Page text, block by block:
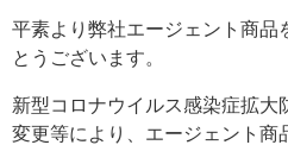
平素より弊社エージェント商品
とうございます。
新型コロナウイルス感染症拡大
変更等により、エージェント商